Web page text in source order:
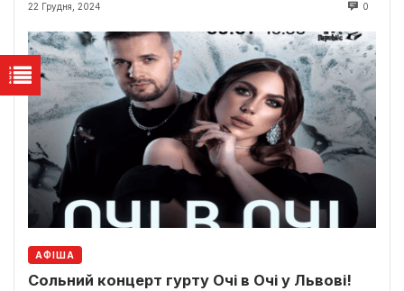
22 Грудня, 2024 0
АФІША
Сольний концерт гурту Очі в Очі у Львові!